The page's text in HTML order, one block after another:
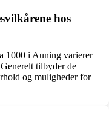
hos
1000 i Auning varierer
tilbyder de
og muligheder for